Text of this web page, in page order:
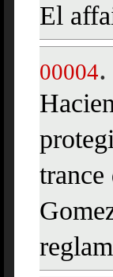
El
00004.
trance